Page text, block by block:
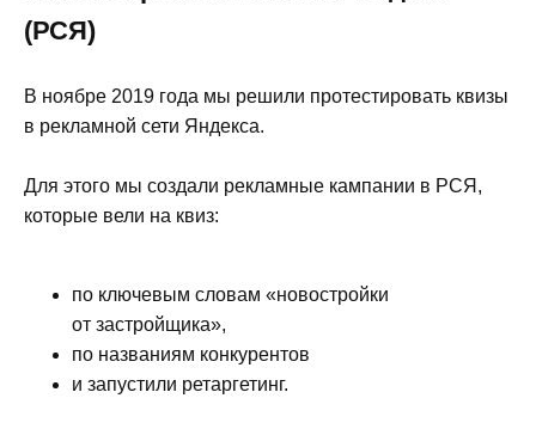
(РСЯ)
В ноябре 2019 года мы решили протестировать квизы
в рекламной сети Яндекса.
Для этого мы создали рекламные кампании в РСЯ,
которые вели на квиз:
по ключевым словам «новостройки
от застройщика»,
по названиям конкурентов
и запустили ретаргетинг.